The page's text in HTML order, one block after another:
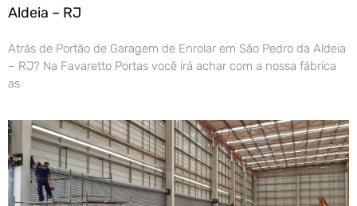
Aldeia – RJ
Atrás de Portão de Garagem de Enrolar em São Pedro da Aldeia
– RJ? Na Favaretto Portas você irá achar com a nossa fábrica
as